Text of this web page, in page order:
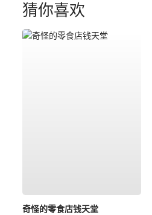
猜你喜欢
奇怪的零食店钱天堂